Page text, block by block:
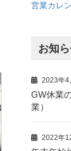
営業カレ
お知
2023年4
GW休業
業）
2022年